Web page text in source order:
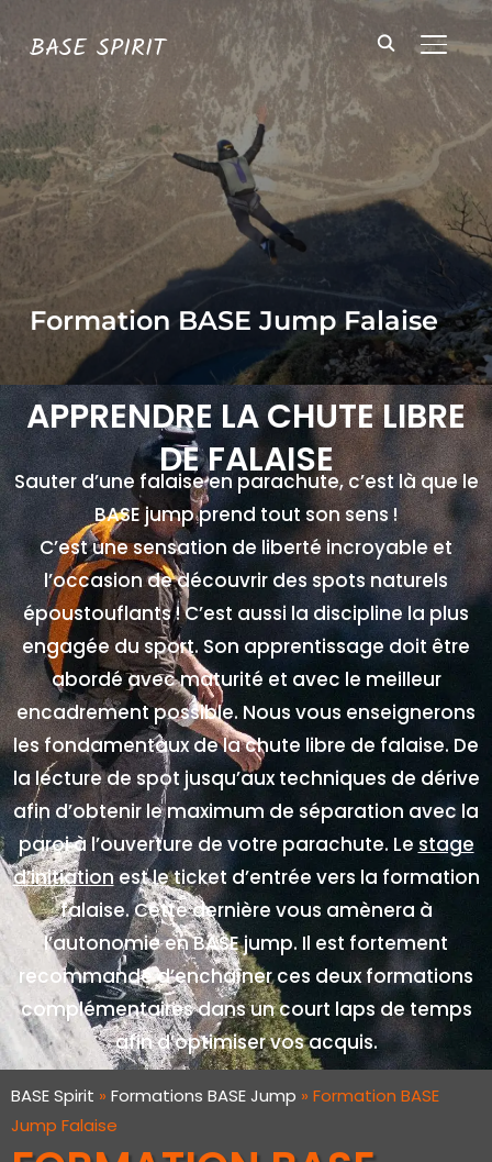
BASE SPIRIT
Formation BASE Jump Falaise
APPRENDRE LA CHUTE LIBRE
DE FALAISE
Sauter d’une falaise en parachute, c’est là que le
BASE jump prend tout son sens !
C’est une sensation de liberté incroyable et
l’occasion de découvrir des spots naturels
époustouflants ! C’est aussi la discipline la plus
engagée du sport. Son apprentissage doit être
abordé avec maturité et avec le meilleur
encadrement possible. Nous vous enseignerons
les fondamentaux de la chute libre de falaise. De
la lecture de spot jusqu’aux techniques de dérive
afin d’obtenir le maximum de séparation avec la
paroi à l’ouverture de votre parachute. Le stage
d’initiationest le ticket d’entrée vers la formation
falaise. Cette dernière vous amènera à
l’autonomie en BASE jump. Il est fortement
recommandé d’enchaîner ces deux formations
complémentaires dans un court laps de temps
afin d’optimiser vos acquis.
BASE Spirit » Formations BASE Jump » Formation BASE
Jump Falaise